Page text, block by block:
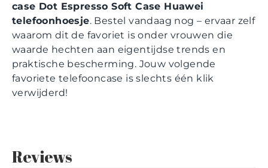
case Dot Espresso Soft Case Huawei
telefoonhoesje. Bestel vandaag nog – ervaar zelf
waarom dit de favoriet is onder vrouwen die
waarde hechten aan eigentijdse trends en
praktische bescherming. Jouw volgende
favoriete telefooncase is slechts één klik
verwijderd!
Reviews